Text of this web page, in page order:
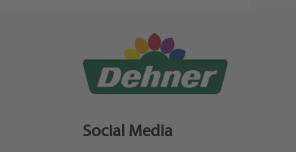
Social Media